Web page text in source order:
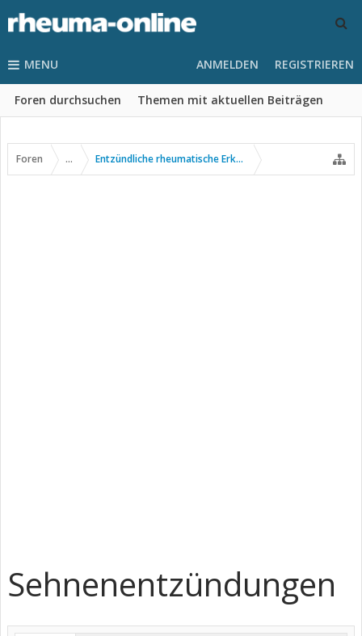
MENU
Foren durchsuchen Themen mit aktuellen Beiträgen
ANMELDEN REGISTRIEREN
Foren ... Entzündliche rheumatische Erkrankungen
Sehnenentzündungen